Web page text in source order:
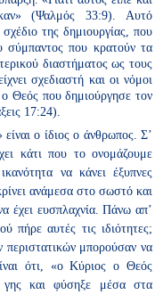
(Ψαλμός 33:9).
Αυτό
της δημιουργίας,
που
σύμπαντος που κρατούν τα
διαστήματος ως τους
σχεδιαστή και οι νόμοι
Θεός που δημιούργησε τον
17:24).
ο ίδιος ο άνθρωπος. Σ’
κάτι που το ονομάζουμε
να κάνει έξυπνες
ανάμεσα στο σωστό και
έχει ευσπλαχνία. Πάνω απ’
πήρε αυτές τις ιδιότητες;
μπορούσαν να
ότι, «ο Κύριοςο Θεός
και φύσηξε μέσα στα